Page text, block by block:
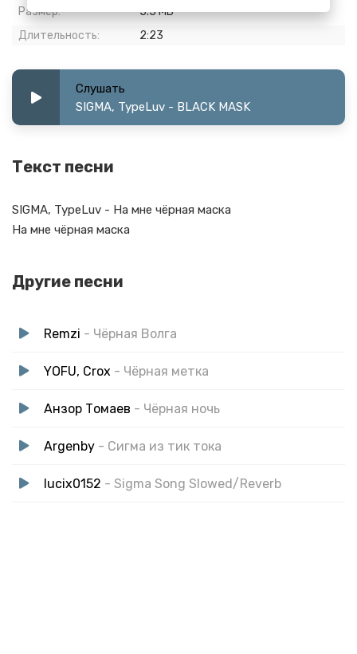
Размер:
5.5 МБ
Длительность:
2:23
Слушать
SIGMA, TypeLuv - BLACK MASK
Текст песни
SIGMA, TypeLuv - На мне чёрная маска
На мне чёрная маска
Другие песни
Remzi - Чёрная Волга
YOFU, Crox - Чёрная метка
Анзор Томаев - Чёрная ночь
Argenby - Сигма из тик тока
lucix0152 - Sigma Song Slowed/Reverb